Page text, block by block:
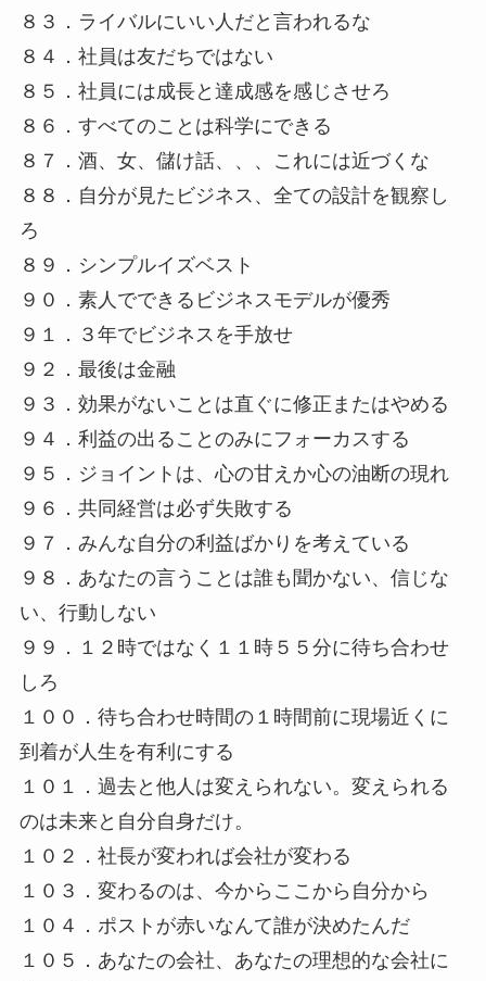
８３．ライバルにいい人だと言われるな
８４．社員は友だちではない
８５．社員には成長と達成感を感じさせろ
８６．すべてのことは科学にできる
８７．酒、女、儲け話、、、これには近づくな
８８．自分が見たビジネス、全ての設計を観察し
ろ
８９．シンプルイズベスト
９０．素人でできるビジネスモデルが優秀
９１．３年でビジネスを手放せ
９２．最後は金融
９３．効果がないことは直ぐに修正またはやめる
９４．利益の出ることのみにフォーカスする
９５．ジョイントは、心の甘えか心の油断の現れ
９６．共同経営は必ず失敗する
９７．みんな自分の利益ばかりを考えている
９８．あなたの言うことは誰も聞かない、信じな
い、行動しない
９９．１２時ではなく１１時５５分に待ち合わせ
しろ
１００．待ち合わせ時間の１時間前に現場近くに
到着が人生を有利にする
１０１．過去と他人は変えられない。変えられる
のは未来と自分自身だけ。
１０２．社長が変われば会社が変わる
１０３．変わるのは、今からここから自分から
１０４．ポストが赤いなんて誰が決めたんだ
１０５．あなたの会社、あなたの理想的な会社に